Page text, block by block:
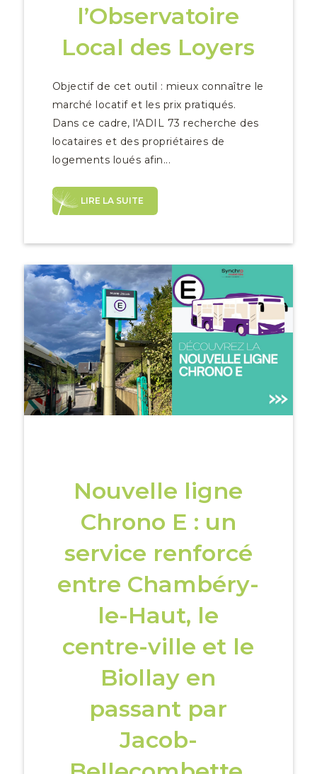
l’Observatoire
Local des Loyers
Objectif de cet outil : mieux connaître le
marché locatif et les prix pratiqués.
Dans ce cadre, l'ADIL 73 recherche des
locataires et des propriétaires de
logements loués afin...
LIRE LA SUITE
Nouvelle ligne
Chrono E : un
service renforcé
entre Chambéry-
le-Haut, le
centre-ville et le
Biollay en
passant par
Jacob-